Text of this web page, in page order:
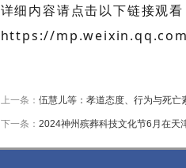
详细内容请点击以下链接观看
https://
上一条： 伍慧儿等：孝道态度、行为与死
下一条： 2024神州殡葬科技文化节6月在天